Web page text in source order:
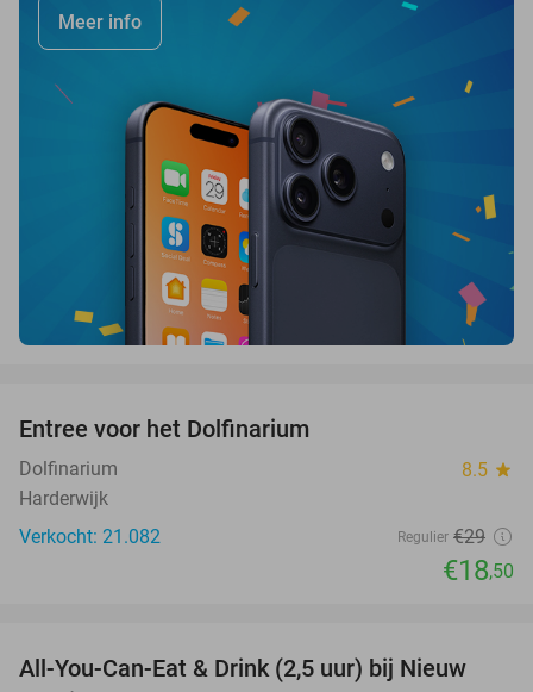
Meer info
Entree voor het Dolfinarium
Dolfinarium 8.5 star
Harderwijk
Verkocht: 21.082
Regulier €29
€18,50
24%
All-You-Can-Eat & Drink (2,5 uur) bij Nieuw